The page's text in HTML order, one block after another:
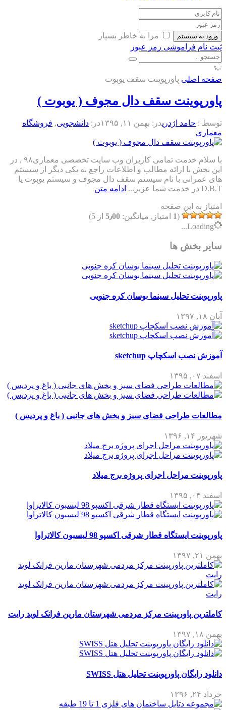
ورود به سیستم
مرا به خاطر بسپار
ثبت نام فراموشی رمز عبور
صفحه اصلی پاورپوینت سقف یوبوت
پاورپوینت سقف دال مجوف ( یوبوت )
توسط : حامد اژدریدر: بهمن ۱۱, ۱۳۹۵ در: دانشجویی, فروشگاه
معماری
با سلام خدمت تمامی کاربران وب سایت تخصصی معماری۹۸ , در
این بخش با ارائه مطالب و اطلاعات راجع به یکی دیگر از سیستم
های عمرانی با نام سیستم سقف دال مجوف و سیستم یوبوت یا
D.B.T در خدمت شما عزیز...
ادامه متن
امتیاز به این صفحه
(
1 امتیاز, میانگین: 5٫00 از 5)
Loading...
سایر بخش ها
پاورپوینت تحلیل سینما بوسان کره جنوبی
آبان ۱۸, ۱۳۹۷
آموزش نصب اسکچاپ sketchup
اسفند ۰۷, ۱۳۹۵
مطالعات طراحی فضای سبز و بخش های جانبی ( باغ و پردیس )
شهریور ۱۴, ۱۳۹۶
پاورپوینت مراحل اجرای پروژه برج میلاد
اسفند ۰۴, ۱۳۹۵
پاورپوینت ایستگاه قطار شرقی اکسپو 98 لیسبون کالاتراوا
بهمن ۲۱, ۱۳۹۷
کاملترین پاورپینت مرکز مردمی شهرستان مارین فرانک لوید رایت
بهمن ۱۸, ۱۳۹۷
دانلود رایگان پاورپوینت تحلیل هتل SWISS
خرداد ۲۴, ۱۳۹۶